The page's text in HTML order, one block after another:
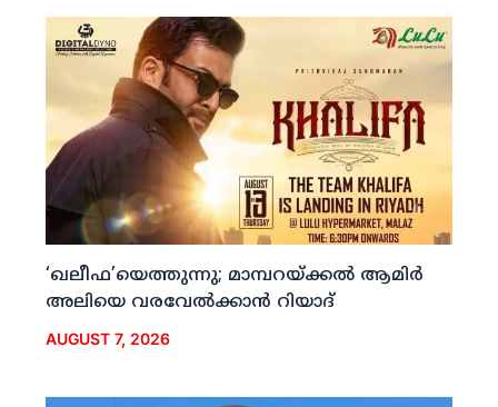
‘ഖലീഫ’യെത്തുന്നു; മാമ്പറയ്ക്കല്‍ ആമിര്‍
അലിയെ വരവേല്‍ക്കാന്‍ റിയാദ്
AUGUST 7, 2026